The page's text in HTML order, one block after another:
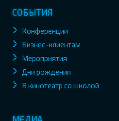
СОБЫТИЯ
Конференции
Бизнес-клиентам
Мероприятия
Дни рождения
В кинотеатр со школой